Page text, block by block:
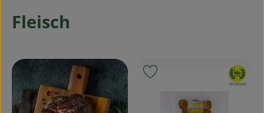
Fleisch
, Verband:
, Kontrollstelle:
DE-ÖKO-003
Produkt zu Favouriten